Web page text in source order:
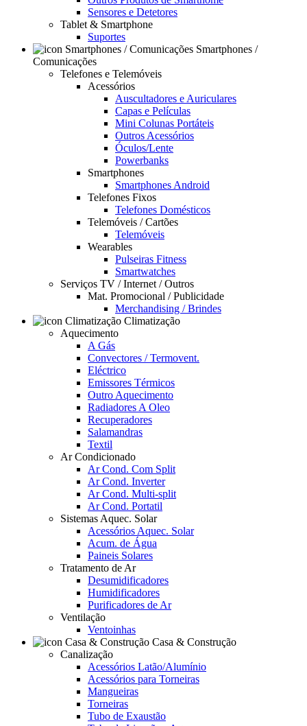
Sensores e Detetores
Tablet & Smartphone
Suportes
Smartphones /
Comunicações
Telefones e Telemóveis
Acessórios
Auscultadores e Auriculares
Capas e Películas
Mini Colunas Portáteis
Outros Acessórios
Óculos/Lente
Powerbanks
Smartphones
Smartphones Android
Telefones Fixos
Telefones Domésticos
Telemóveis / Cartões
Telemóveis
Wearables
Pulseiras Fitness
Smartwatches
Serviços TV / Internet / Outros
Mat. Promocional / Publicidade
Merchandising / Brindes
Climatização
Aquecimento
A Gás
Convectores / Termovent.
Eléctrico
Emissores Térmicos
Outro Aquecimento
Radiadores A Oleo
Recuperadores
Salamandras
Textil
Ar Condicionado
Ar Cond. Com Split
Ar Cond. Inverter
Ar Cond. Multi-split
Ar Cond. Portatil
Sistemas Aquec. Solar
Acessórios Aquec. Solar
Acum. de Água
Paineis Solares
Tratamento de Ar
Desumidificadores
Humidificadores
Purificadores de Ar
Ventilação
Ventoinhas
Casa & Construção
Canalização
Acessórios Latão/Alumínio
Acessórios para Torneiras
Mangueiras
Torneiras
Tubo de Exaustão